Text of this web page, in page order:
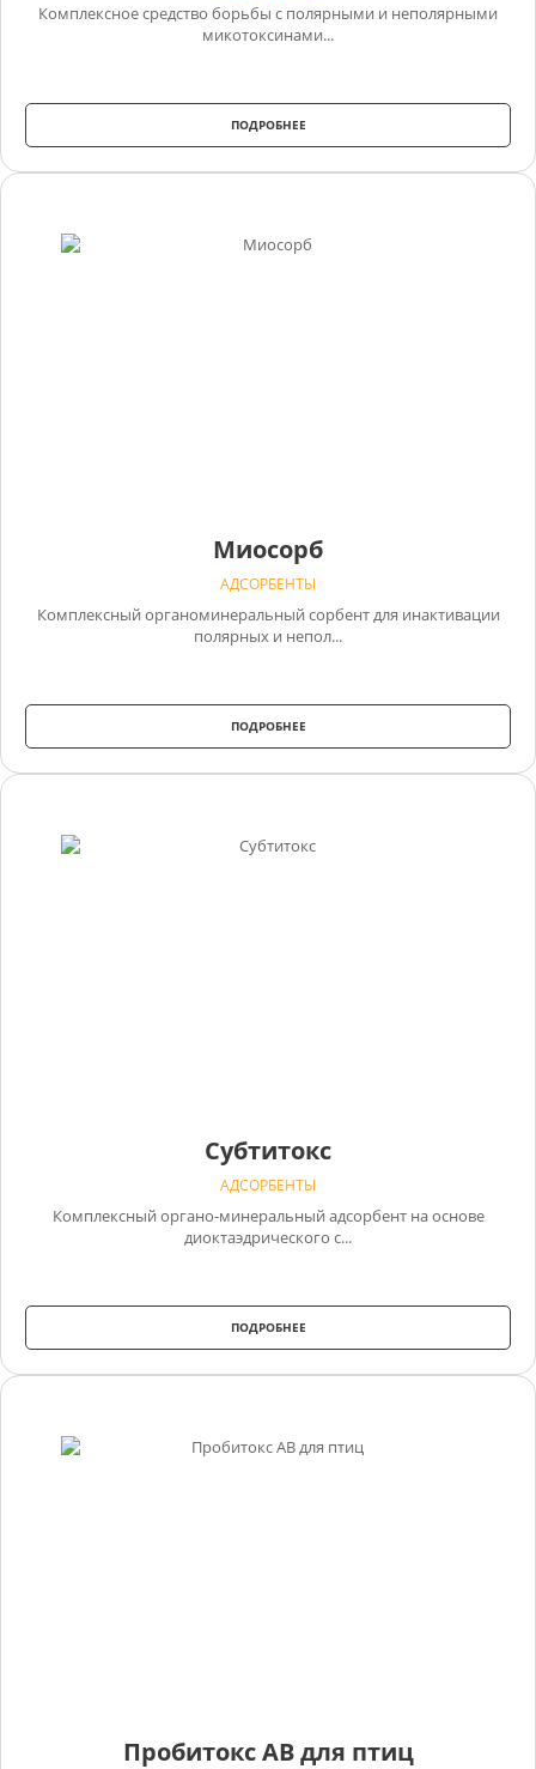
Комплексное средство борьбы с полярными и неполярными
микотоксинами...
ПОДРОБНЕЕ
Миосорб
АДСОРБЕНТЫ
Комплексный органоминеральный сорбент для инактивации
полярных и непол...
ПОДРОБНЕЕ
Субтитокс
АДСОРБЕНТЫ
Комплексный органо-минеральный адсорбент на основе
диоктаэдрического с...
ПОДРОБНЕЕ
Пробитокс АВ для птиц